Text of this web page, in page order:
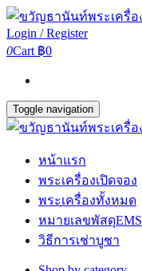
Login / Register
0Cart ฿0
Toggle navigation
หน้าแรก
พระเครื่องเปิดจอง
พระเครื่องทั้งหมด
หมายเลขพัสดุEMS
วิธีการเช่าบูชา